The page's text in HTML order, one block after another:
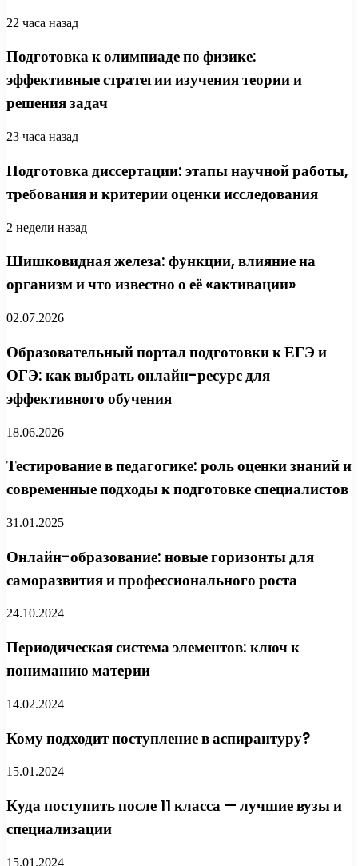
22 часа назад
Подготовка к олимпиаде по физике:
эффективные стратегии изучения теории и
решения задач
23 часа назад
Подготовка диссертации: этапы научной работы,
требования и критерии оценки исследования
2 недели назад
Шишковидная железа: функции, влияние на
организм и что известно о её «активации»
02.07.2026
Образовательный портал подготовки к ЕГЭ и
ОГЭ: как выбрать онлайн-ресурс для
эффективного обучения
18.06.2026
Тестирование в педагогике: роль оценки знаний и
современные подходы к подготовке специалистов
31.01.2025
Онлайн-образование: новые горизонты для
саморазвития и профессионального роста
24.10.2024
Периодическая система элементов: ключ к
пониманию материи
14.02.2024
Кому подходит поступление в аспирантуру?
15.01.2024
Куда поступить после 11 класса — лучшие вузы и
специализации
15.01.2024